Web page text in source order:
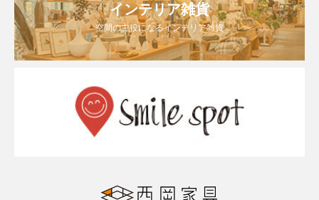
インテリア雑貨
空間の主役になるインテリア雑貨